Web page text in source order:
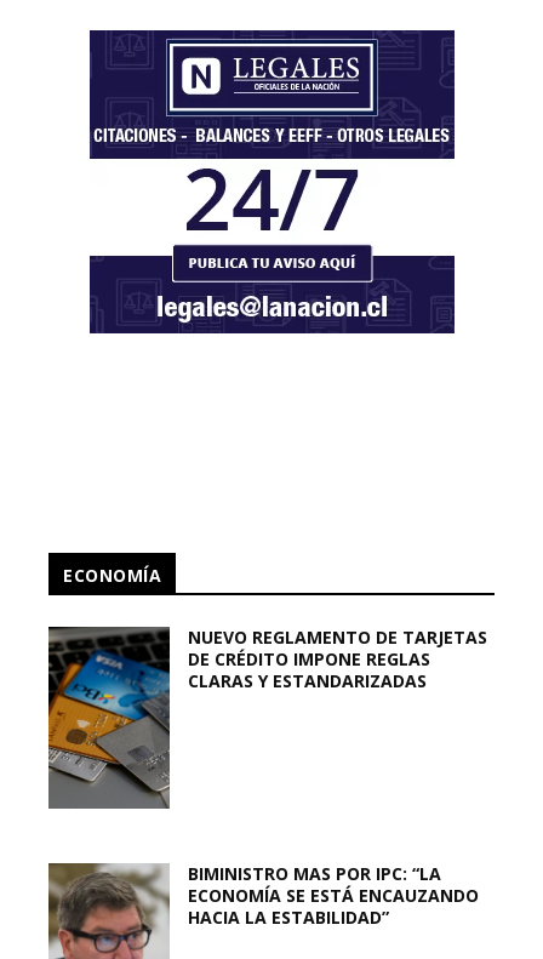
ECONOMÍA
NUEVO REGLAMENTO DE TARJETAS
DE CRÉDITO IMPONE REGLAS
CLARAS Y ESTANDARIZADAS
BIMINISTRO MAS POR IPC: “LA
ECONOMÍA SE ESTÁ ENCAUZANDO
HACIA LA ESTABILIDAD”